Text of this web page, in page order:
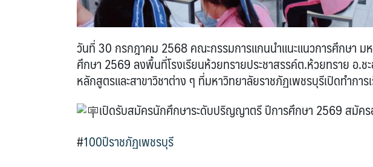
วันที่ 30 กรกฎาคม 2568 คณะกรรมการแกนนำแนะแนวการศึกษา ม
ศึกษา 2569 ลงพื้นที่โรงเรียนห้วยทรายประชาสรรค์ต.ห้วยทราย อ.ช
หลักสูตรและสาขาวิชาต่าง ๆ ที่มหาวิทยาลัยราชภัฏเพชรบุรีเปิดทำกา
เปิดรับสมัครนักศึกษาระดับปริญญาตรี ปีการศึกษา 2569 สมัคร
#100ปีราชภัฏเพชรบุรี